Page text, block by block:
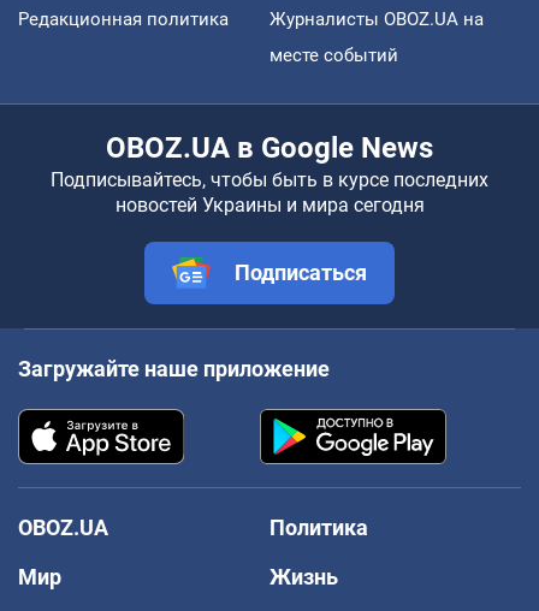
Редакционная политика
Журналисты OBOZ.UA на
месте событий
OBOZ.UA в Google News
Подписывайтесь, чтобы быть в курсе последних
новостей Украины и мира сегодня
Подписаться
Загружайте наше приложение
OBOZ.UA
Политика
Мир
Жизнь